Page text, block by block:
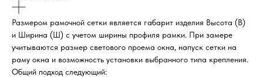
Размером рамочной сетки является габарит изделия Высота (В)
и Ширина (Ш) с учетом ширины профиля рамки. При замере
учитываются размер светового проема окна, напуск сетки на
раму окна и возможность установки выбранного типа крепления.
Общий подход следующий: